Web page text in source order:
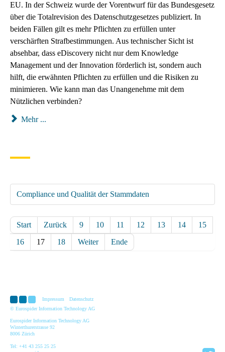
EU. In der Schweiz wurde der Vorentwurf für das Bundesgesetz
über die Total­revision des Daten­schutz­gesetzes publiziert. In
beiden Fällen gilt es mehr Pflichten zu erfüllen unter
verschärften Straf­bestimmungen. Aus technischer Sicht ist
absehbar, dass eDiscovery nicht nur dem Knowledge
Management und der Innovation förderlich ist, sondern auch
hilft, die erwähnten Pflichten zu erfüllen und die Risiken zu
minimieren. Wie kann man das Unangenehme mit dem
Nützlichen verbinden?
Mehr ...
Compliance und Qualität der Stammdaten
Start Zurück 9 10 11 12 13 14
15
16
17 18 Weiter Ende
Impressum
Datenschutz
© Eurospider Information Technology AG
Eurospider Information Technology AG
Winterthurerstrasse 92
8006 Zürich
Tel: +41 43 255 25 25